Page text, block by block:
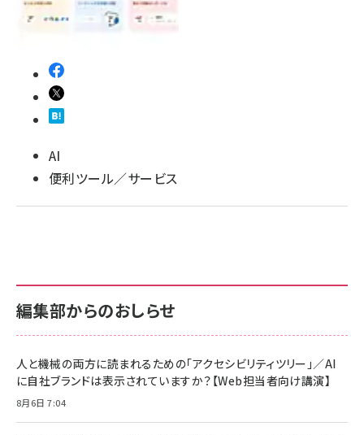
AI
便利ツール／サービス
編集部からのおしらせ
人と機械の両方に読まれるための「アクセシビリティツリー」／AI
に自社ブランドは表示されていますか？【Web担当者向け講演】
8月6日 7:04